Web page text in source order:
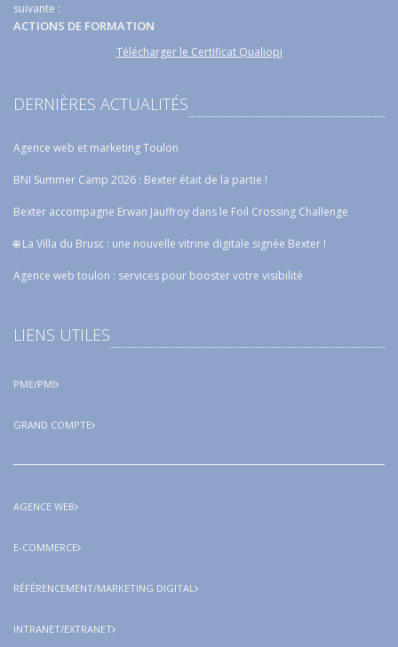
suivante :
ACTIONS DE FORMATION
Télécharger le Certificat Qualiopi
DERNIÈRES ACTUALITÉS
Agence web et marketing Toulon
BNI Summer Camp 2026 : Bexter était de la partie !
Bexter accompagne Erwan Jauffroy dans le Foil Crossing Challenge
🌐 La Villa du Brusc : une nouvelle vitrine digitale signée Bexter !
Agence web toulon : services pour booster votre visibilité
LIENS UTILES
PME/PMI
GRAND COMPTE
AGENCE WEB
E-COMMERCE
RÉFÉRENCEMENT/MARKETING DIGITAL
INTRANET/EXTRANET